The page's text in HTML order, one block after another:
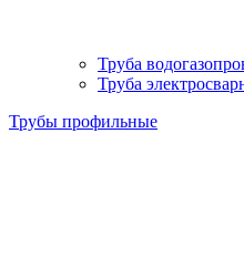
Труба
Труба
Трубы профильные